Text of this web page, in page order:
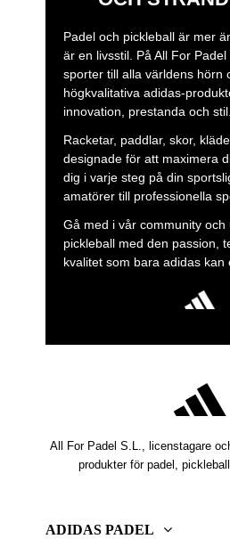
Padel och pickleball är mer
är en livsstil. På All For
sporter till alla världens hörn
högkvalitativa adidas-
innovation, prestanda och stil.
Racketar, paddlar, skor,
designade för att maximera
dig i varje steg på din
amatörer till professionella
Gå med i vår community och
pickleball med den passion,
kvalitet som bara adidas kan
All For Padel S.L., licenstagare
produkter för padel,
ADIDAS PADEL